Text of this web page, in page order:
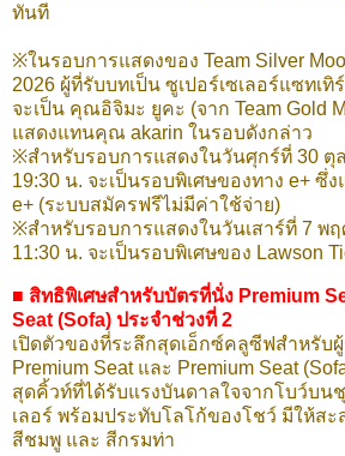
ทันที
※ในรอบการแสดงของ Team Silver
2026 ผู้ที่รับบทเป็น ซูเปอร์เซเลอร์แซทเทิ
จะเป็น คุณอิจิมะ ยูคะ (จาก Team Gold
แสดงแทนคุณ akarin ในรอบดังกล่าว
※สำหรับรอบการแสดงในวันศุกร์ที่ 30 ตุ
19:30 น. จะเป็นรอบพิเศษของทาง e+ ซึ่
e+ (ระบบสมัครฟรีไม่มีค่าใช้จ่าย)
※สำหรับรอบการแสดงในวันเสาร์ที่ 7 พฤ
11:30 น. จะเป็นรอบพิเศษของ Lawson
■ สิทธิพิเศษสำหรับบัตรที่นั่ง Premium
Seat (Sofa) ประจำช่วงที่ 2
เปิดตัวของที่ระลึกสุดเอ็กซ์คลูซีฟสำหรับ
Premium Seat และ Premium Seat
สุดคิ้วท์ที่ได้รับแรงบันดาลใจจากโบว์บน
เลอร์ พร้อมประทับโลโก้ของโชว์ มีให้ส
สีชมพู และ สีกรมท่า